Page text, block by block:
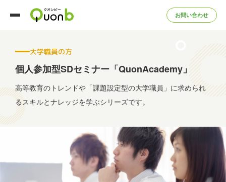
お問い合わせ
大学職員の方
個人参加型SDセミナー「QuonAcademy」
高等教育のトレンドや「課題設定型の大学職員」に求められ
るスキルとナレッジを学ぶシリーズです。